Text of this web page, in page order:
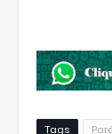
Tags Pará